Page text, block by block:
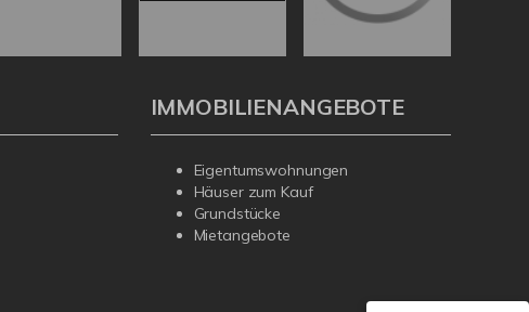
IMMOBILIENANGEBOTE
Eigentumswohnungen
Häuser zum Kauf
Grundstücke
Mietangebote
4Tree Capital Real Estate GmbH
SEHR GUT